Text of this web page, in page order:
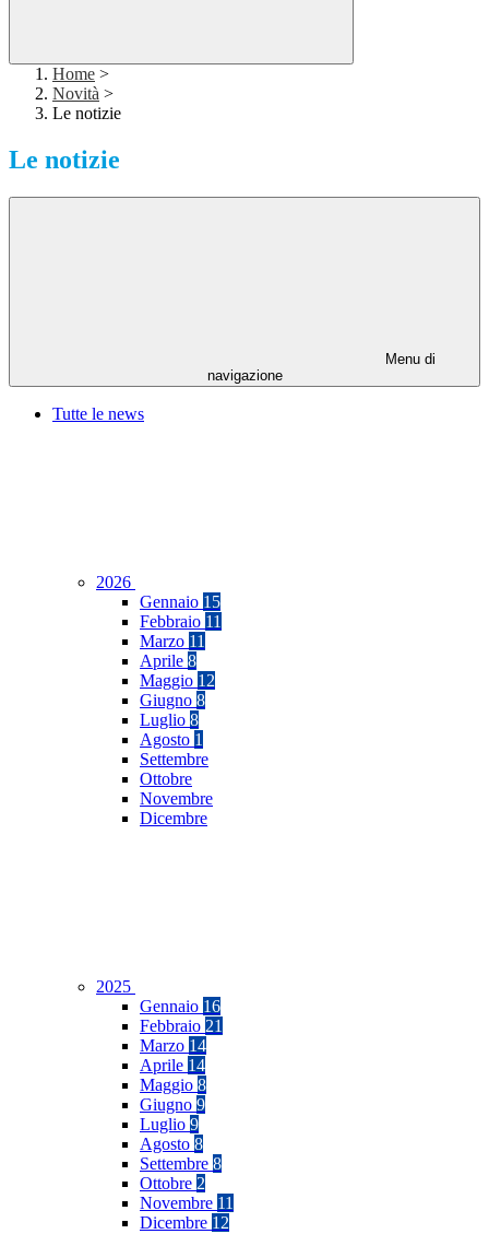
Home >
Novità >
Le notizie
Le notizie
Menu di
navigazione
Tutte le news
2026
Gennaio 15
Febbraio 11
Marzo 11
Aprile 8
Maggio 12
Giugno 8
Luglio 8
Agosto 1
Settembre
Ottobre
Novembre
Dicembre
2025
Gennaio 16
Febbraio 21
Marzo 14
Aprile 14
Maggio 8
Giugno 9
Luglio 9
Agosto 8
Settembre 8
Ottobre 2
Novembre 11
Dicembre 12